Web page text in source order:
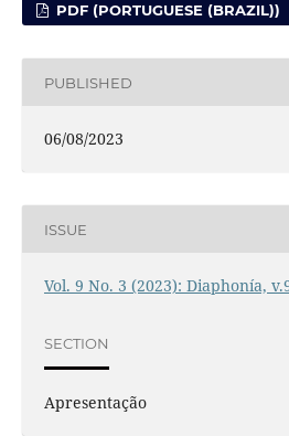
PDF (PORTUGUESE (BRAZIL))
PUBLISHED
06/08/2023
ISSUE
Vol. 9 No. 3 (2023): Diaphonía,
SECTION
Apresentação